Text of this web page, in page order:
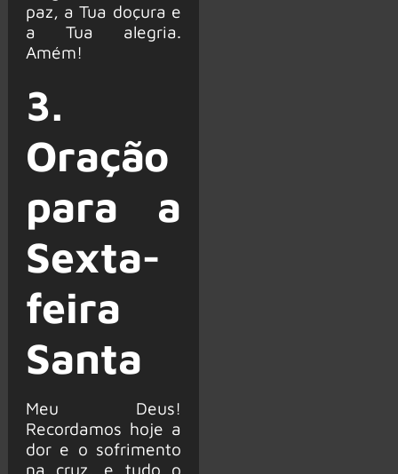
paz, a Tua doçura e
a Tua alegria.
Amém!
3.
Oração
para a
Sexta-
feira
Santa
Meu Deus!
Recordamos hoje a
dor e o sofrimento
na cruz, e tudo o